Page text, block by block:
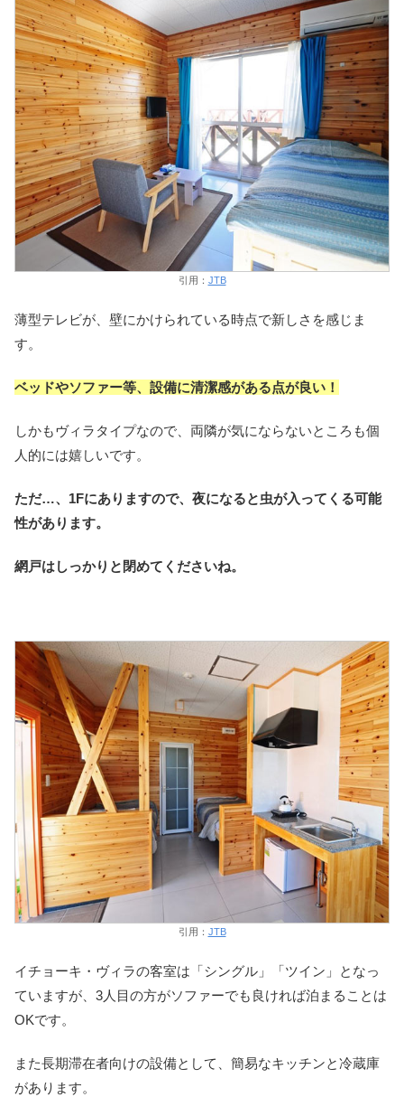
引用： JTB
薄型テレビが、壁にかけられている時点で新しさを感じま
す。
ベッドやソファー等、設備に清潔感がある点が良い！
しかもヴィラタイプなので、両隣が気にならないところも個
人的には嬉しいです。
ただ…、1Fにありますので、夜になると虫が入ってくる可能
性があります。
網戸はしっかりと閉めてくださいね。
引用： JTB
イチョーキ・ヴィラの客室は「シングル」「ツイン」となっ
ていますが、3人目の方がソファーでも良ければ泊まることは
OKです。
また長期滞在者向けの設備として、簡易なキッチンと冷蔵庫
があります。